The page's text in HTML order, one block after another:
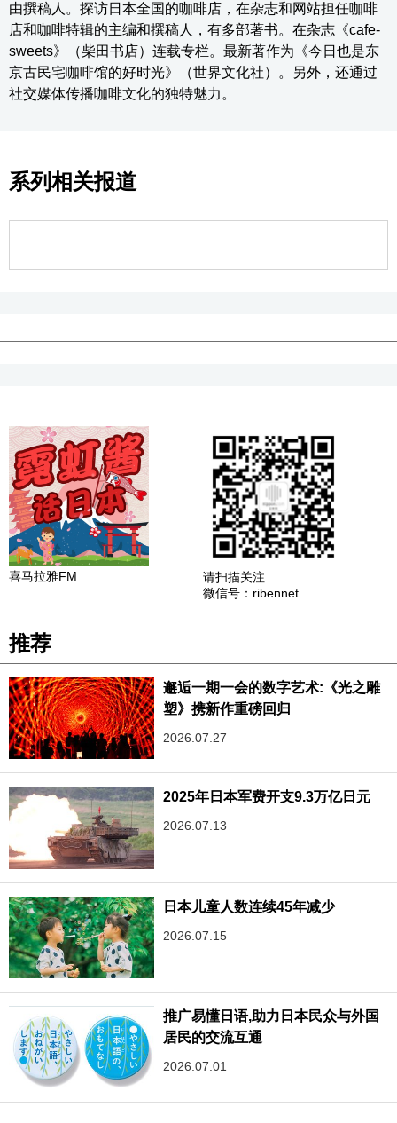
由撰稿人。探访日本全国的咖啡店，在杂志和网站担任咖啡
店和咖啡特辑的主编和撰稿人，有多部著书。在杂志《cafe-
sweets》（柴田书店）连载专栏。最新著作为《今日也是东
京古民宅咖啡馆的好时光》（世界文化社）。另外，还通过
社交媒体传播咖啡文化的独特魅力。
系列相关报道
喜马拉雅FM
请扫描关注
微信号：ribennet
推荐
邂逅一期一会的数字艺术:《光之雕
塑》携新作重磅回归
2026.07.27
2025年日本军费开支9.3万亿日元
2026.07.13
日本儿童人数连续45年减少
2026.07.15
推广易懂日语,助力日本民众与外国
居民的交流互通
2026.07.01